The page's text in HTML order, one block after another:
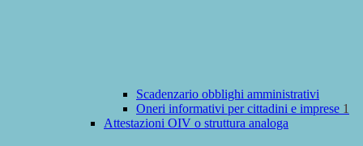
Scadenzario obblighi amministrativi
Oneri informativi per cittadini e imprese 1
Attestazioni OIV o struttura analoga